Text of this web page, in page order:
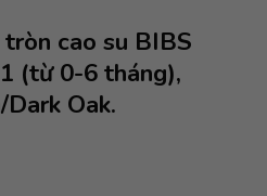
cao su BIBS
(từ 0-6 tháng),
Oak.